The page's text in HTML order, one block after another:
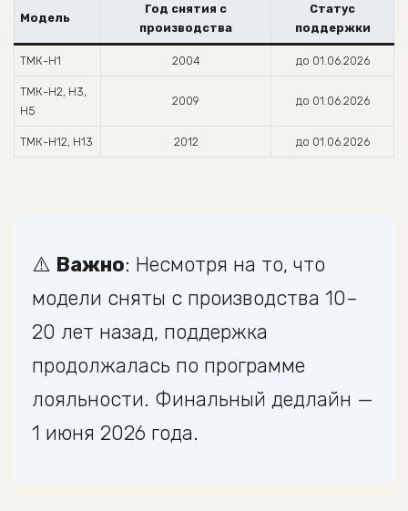
Модель
Год снятия с
производства
Статус
поддержки
ТМК-Н1 2004 до 01.06.2026
ТМК-Н2, Н3,
Н5
2009 до 01.06.2026
ТМК-Н12, Н13 2012 до 01.06.2026
⚠️ Важно: Несмотря на то, что
модели сняты с производства 10–
20 лет назад, поддержка
продолжалась по программе
лояльности. Финальный дедлайн —
1 июня 2026 года.